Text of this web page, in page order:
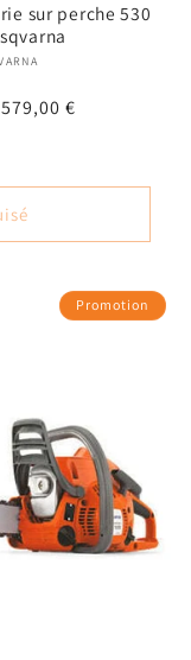
sur perche 530
Fournisseur :
Prix
579,00 €
Promotion